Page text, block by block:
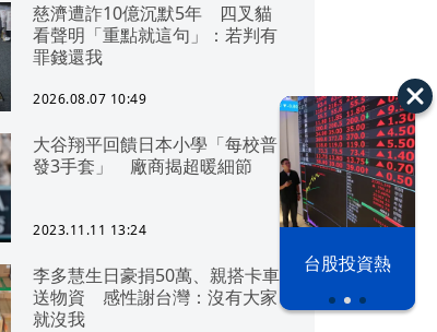
漢光42演習 台股投資熱
慈濟遭詐10億沉默5年 四叉貓
看聲明「重點就這句」：若判有
罪錢還我
2026.08.07 10:49
大谷翔平回饋日本小學「每校普
發3手套」 廠商揭超暖細節
2023.11.11 13:24
李多慧生日豪捐50萬、親搭卡車
送物資 感性謝台灣：沒有大家
就沒我